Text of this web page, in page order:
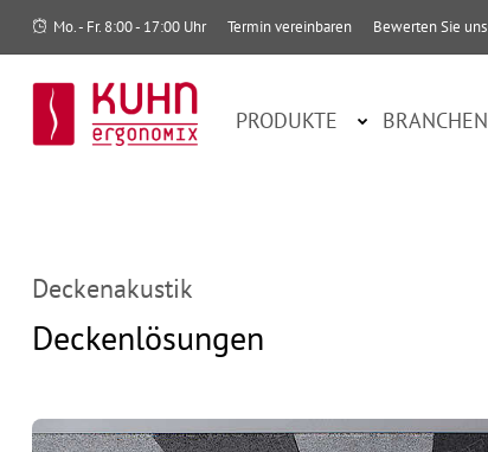
Mo. - Fr. 8:00 - 17:00 Uhr Termin vereinbaren Bewerten Sie uns
PRODUKTE BRANCHEN
Deckenakustik
Deckenlösungen